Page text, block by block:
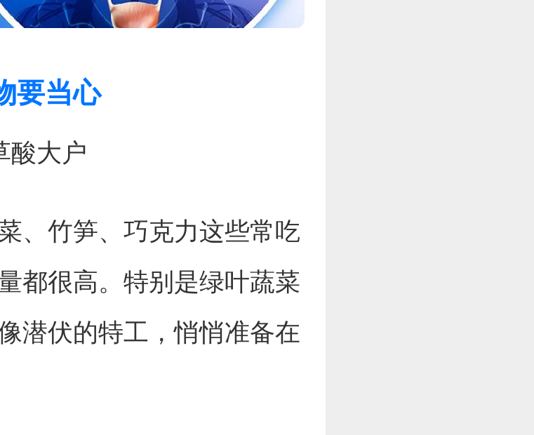
要当心
酸大户
、竹笋、巧克力这些常吃
都很高。特别是绿叶蔬菜
潜伏的特工，悄悄准备在